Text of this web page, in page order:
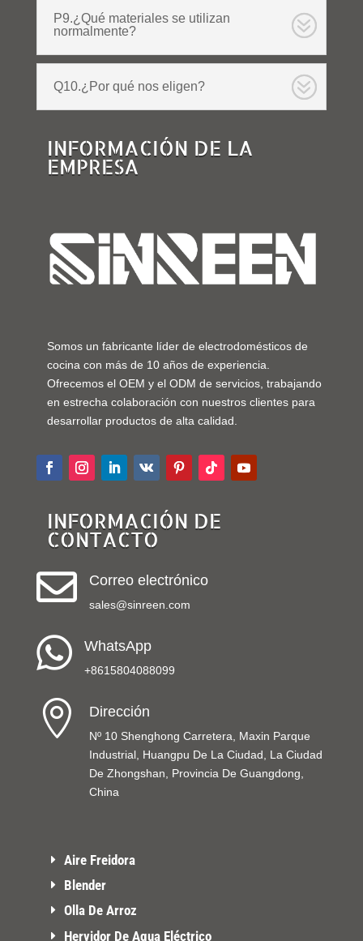
P9.¿Qué materiales se utilizan
normalmente?
Q10.¿Por qué nos eligen?
INFORMACIÓN DE LA
EMPRESA
Somos un fabricante líder de electrodomésticos de
cocina con más de 10 años de experiencia.
Ofrecemos el OEM y el ODM de servicios, trabajando
en estrecha colaboración con nuestros clientes para
desarrollar productos de alta calidad.
INFORMACIÓN DE
CONTACTO
 Correo electrónico
sales@sinreen.com
 WhatsApp
+8615804088099
 Dirección
Nº 10 Shenghong Carretera, Maxin Parque
Industrial, Huangpu De La Ciudad, La Ciudad
De Zhongshan, Provincia De Guangdong,
China
Aire Freidora
Blender
Olla De Arroz
Hervidor De Agua Eléctrico